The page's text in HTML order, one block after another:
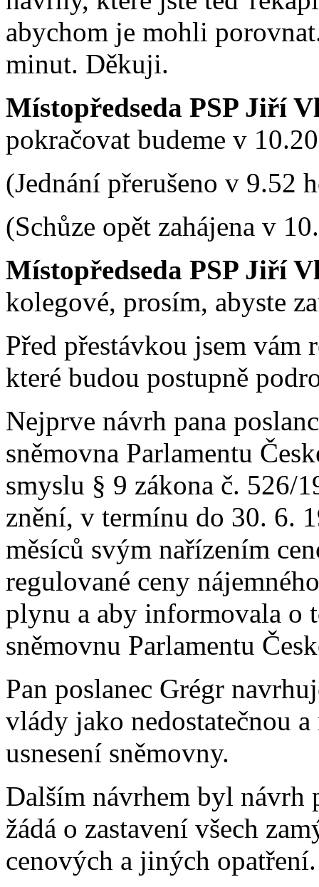
abychom je mohli
minut. Děkuji.
Místopředseda PSP Jiří
pokračovat budeme v
(Jednání přerušeno v 9.52
(Schůze opět zahájena v
Místopředseda PSP Jiří
kolegové, prosím, abyste
Před přestávkou jsem vám
které budou postupně
Nejprve návrh pana
sněmovna Parlamentu
smyslu § 9 zákona č. 526/
znění, v termínu do 30. 6.
měsíců svým nařízením
regulované ceny
plynu a aby informovala o
sněmovnu Parlamentu
Pan poslanec Grégr
vlády jako nedostatečnou
usnesení sněmovny.
Dalším návrhem byl návrh
žádá o zastavení všech
cenových a jiných opatření.